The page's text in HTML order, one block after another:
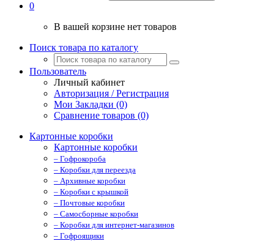
0
В вашей корзине нет товаров
Поиск товара по каталогу
Пользователь
Личный кабинет
Авторизация / Регистрация
Мои Закладки (0)
Сравнение товаров (0)
Картонные коробки
Картонные коробки
– Гофрокороба
– Коробки для переезда
– Архивные коробки
– Коробки с крышкой
– Почтовые коробки
– Самосборные коробки
– Коробки для интернет-магазинов
– Гофроящики